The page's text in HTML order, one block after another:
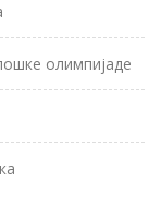
олимпијаде